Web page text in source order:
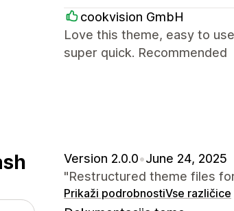
cookvision GmbH
Love this theme, easy to
super quick. Recommended
Version 2.0.0•June 24, 2025
"Restructured theme files
Prikaži podrobnostiVse različice